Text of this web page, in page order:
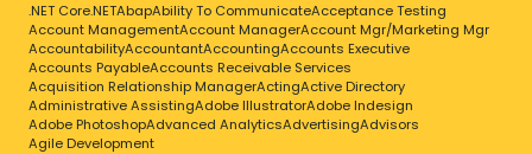
.NET Core.NETAbapAbility To CommunicateAcceptance Testing
Account ManagementAccount ManagerAccount Mgr/Marketing Mgr
AccountabilityAccountantAccountingAccounts Executive
Accounts PayableAccounts Receivable Services
Acquisition Relationship ManagerActingActive Directory
Administrative AssistingAdobe IllustratorAdobe Indesign
Adobe PhotoshopAdvanced AnalyticsAdvertisingAdvisors
Agile Development